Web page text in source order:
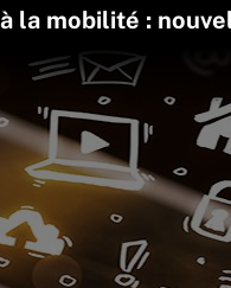
à la mobilité :